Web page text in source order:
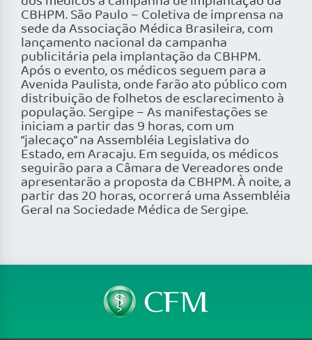
CBHPM. São Paulo – Coletiva de imprensa na
sede da Associação Médica Brasileira, com
lançamento nacional da campanha
publicitária pela implantação da CBHPM.
Após o evento, os médicos seguem para a
Avenida Paulista, onde farão ato público com
distribuição de folhetos de esclarecimento à
população. Sergipe – As manifestações se
iniciam a partir das 9 horas, com um
“jalecaço” na Assembléia Legislativa do
Estado, em Aracaju. Em seguida, os médicos
seguirão para a Câmara de Vereadores onde
apresentarão a proposta da CBHPM. À noite, a
partir das 20 horas, ocorrerá uma Assembléia
Geral na Sociedade Médica de Sergipe.